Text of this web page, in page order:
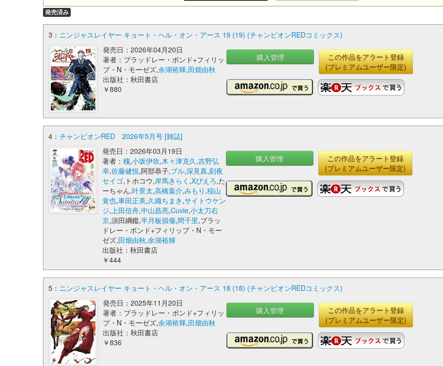
発売済み
3： ニンジャスレイヤー キョート・ヘル・オン・アース 19 (19) (チャンピオンREDコミックス)
発売日：2026年04月20日
著者：ブラッドレー・ボンド+フィリッ
プ・N・モーゼズ,余湖裕輝,田畑由秋
出版社：秋田書店
￥880
購入管理
この作品をアラート登録
(プレミアムユーザー限定)
4： チャンピオンRED 2026年5月号 [雑誌]
発売日：2026年03月19日
著者： 槐,小坂伊吹,木々津克久,吉野弘
幸,佐藤健悦,阿部恭子,ブル,深見真,刻夜
セイゴ,トホコウ,岸馬きらく ,Xぴえろ,た
ーちゃん,叶景太,高橋葉介,みもり ,稲山
覚也,車田正美,久織ちまき ,サイトウケン
ジ,上田信舟,中山昌亮,Cuvie,小太刀右
京,須田綱鑑,半月板損傷,間千里,ブラッ
ドレー・ボンド+フィリップ・N・モー
ゼズ,田畑由秋,余湖裕輝
出版社：秋田書店
￥444
購入管理
この作品をアラート登録
(プレミアムユーザー限定)
5： ニンジャスレイヤー キョート・ヘル・オン・アース 18 (18) (チャンピオンREDコミックス)
発売日：2025年11月20日
著者：ブラッドレー・ボンド+フィリッ
プ・N・モーゼズ,余湖裕輝,田畑由秋
出版社：秋田書店
￥836
購入管理
この作品をアラート登録
(プレミアムユーザー限定)